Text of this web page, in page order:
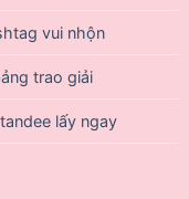
vui nhộn
trao giải
lấy ngay